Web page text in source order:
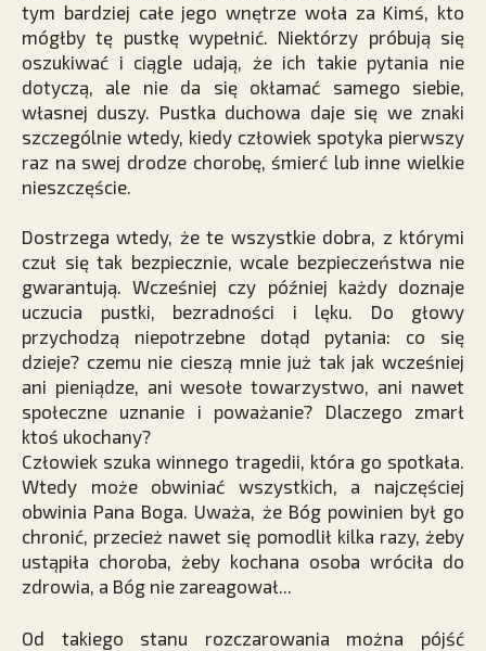
tym bardziej całe jego wnętrze woła za Kimś, kto
mógłby tę pustkę wypełnić. Niektórzy próbują się
oszukiwać i ciągle udają, że ich takie pytania nie
dotyczą, ale nie da się okłamać samego siebie,
własnej duszy. Pustka duchowa daje się we znaki
szczególnie wtedy, kiedy człowiek spotyka pierwszy
raz na swej drodze chorobę, śmierć lub inne wielkie
nieszczęście.
Dostrzega wtedy, że te wszystkie dobra, z którymi
czuł się tak bezpiecznie, wcale bezpieczeństwa nie
gwarantują. Wcześniej czy później każdy doznaje
uczucia pustki, bezradności i lęku. Do głowy
przychodzą niepotrzebne dotąd pytania: co się
dzieje? czemu nie cieszą mnie już tak jak wcześniej
ani pieniądze, ani wesołe towarzystwo, ani nawet
społeczne uznanie i poważanie? Dlaczego zmarł
ktoś ukochany?
Człowiek szuka winnego tragedii, która go spotkała.
Wtedy może obwiniać wszystkich, a najczęściej
obwinia Pana Boga. Uważa, że Bóg powinien był go
chronić, przecież nawet się pomodlił kilka razy, żeby
ustąpiła choroba, żeby kochana osoba wróciła do
zdrowia, a Bóg nie zareagował...
Od takiego stanu rozczarowania można pójść